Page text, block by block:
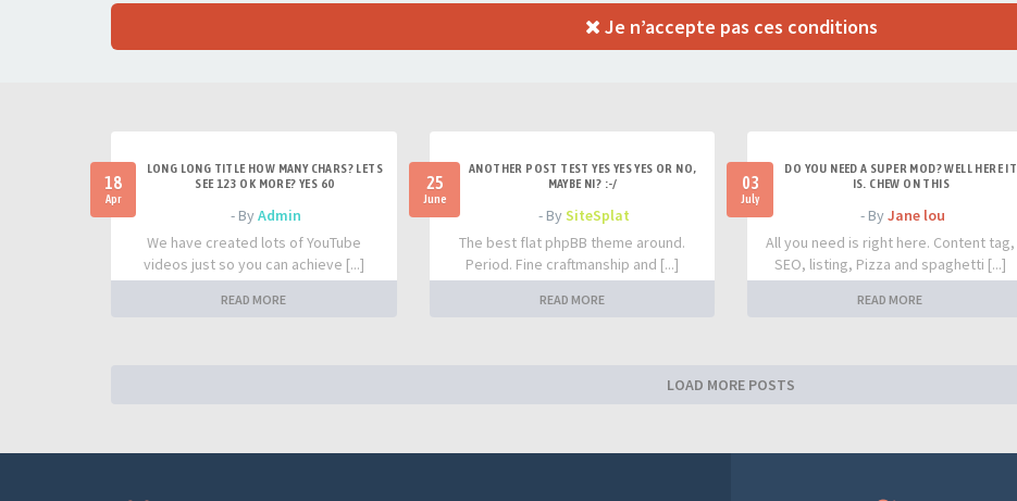
Je n’accepte pas ces conditions
18
Apr
LONG LONG TITLE HOW MANY CHARS? LETS
SEE 123 OK MORE? YES 60
- ByAdmin
We have created lots of YouTube
videos just so you can achieve [...]
READ MORE
25
June
ANOTHER POST TEST YES YES YES OR NO,
MAYBE NI? :-/
- BySiteSplat
The best flat phpBB theme around.
Period. Fine craftmanship and [...]
READ MORE
03
July
DO YOU NEED A SUPER MOD? WELL HERE IT
IS. CHEW ON THIS
- By Jane lou
All you need is right here. Content tag,
SEO, listing, Pizza and spaghetti [...]
READ MORE
LOAD MORE POSTS